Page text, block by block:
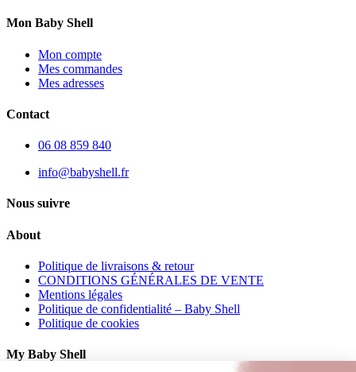
Mon Baby Shell
Mon compte
Mes commandes
Mes adresses
Contact
06 08 859 840
info@babyshell.fr
Nous suivre
About
Politique de livraisons & retour
CONDITIONS GÉNÉRALES DE VENTE
Mentions légales
Politique de confidentialité – Baby Shell
Politique de cookies
My Baby Shell